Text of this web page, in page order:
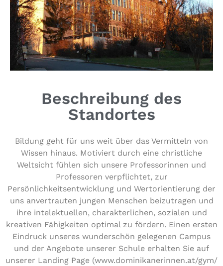
Beschreibung des
Standortes
Bildung geht für uns weit über das Ver­mit­teln von
Wissen hinaus. Motiviert durch eine christ­li­che
Weltsicht fühlen sich unsere Pro­fes­so­rin­nen und
Pro­fes­so­ren ver­pflich­tet, zur
Per­sön­lich­keits­ent­wick­lung und Wert­ori­en­tie­rung der
uns anver­trau­ten jungen Menschen bei­zu­tra­gen und
ihre int­e­lek­tu­el­len, cha­rak­ter­li­chen, sozialen und
kreativen Fähig­kei­ten optimal zu fördern. Einen ersten
Eindruck unseres wun­der­schön gelegenen Campus
und der Angebote unserer Schule erhalten Sie auf
unserer Landing Page (www​.domi​ni​ka​ne​rin​nen​.at/​g​y​m​/​